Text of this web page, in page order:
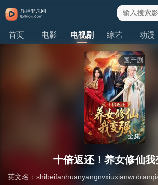
首页 电影 电视剧 综艺 动漫
国产剧
全集
十倍返还！养女修仙我
英文名：